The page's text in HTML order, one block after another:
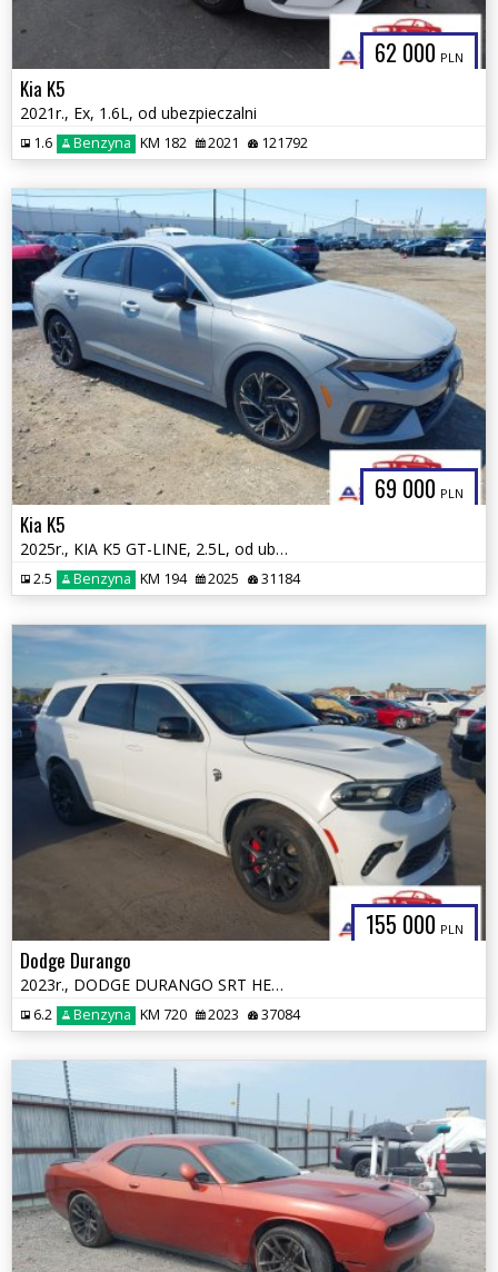
62 000 PLN
Kia K5
2021r., Ex, 1.6L, od ubezpieczalni
1.6 Benzyna KM 182 2021 121792
69 000 PLN
Kia K5
2025r., KIA K5 GT-LINE, 2.5L, od ubezpieczalni
2.5 Benzyna KM 194 2025 31184
155 000 PLN
Dodge Durango
2023r., DODGE DURANGO SRT HELLCAT PREMIUM AWD, 6.2L, od ubezpieczalni
6.2 Benzyna KM 720 2023 37084